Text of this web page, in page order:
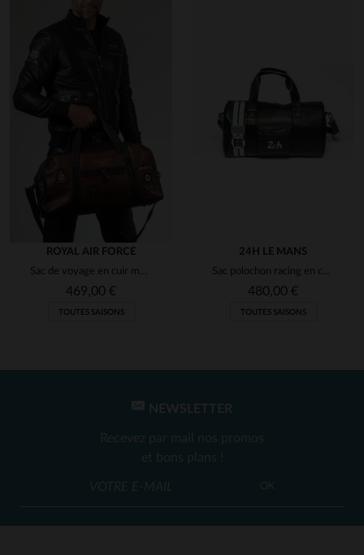
ROYAL AIR FORCE
Sac de voyage en cuir marron tortoise avec patchs
469,00 €
TOUTES SAISONS
24H LE MANS
Sac polochon racing en cuir noir
480,00 €
TOUTES SAISONS
NEWSLETTER
Recevez par mail nos promos
et bons plans !
OK